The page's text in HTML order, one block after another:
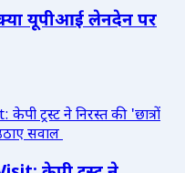
यूपीआई लेनदेन पर